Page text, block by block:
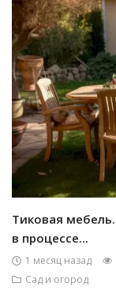
Тиковая
в процессе...
1 месяц назад
Сад и огород